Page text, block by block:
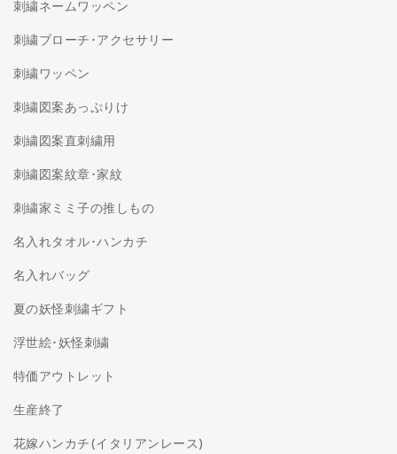
刺繍ネームワッペン
刺繍ブローチ･アクセサリー
刺繍ワッペン
刺繍図案あっぷりけ
刺繍図案直刺繍用
刺繍図案紋章･家紋
刺繍家ミミ子の推しもの
名入れタオル･ハンカチ
名入れバッグ
夏の妖怪刺繍ギフト
浮世絵･妖怪刺繍
特価アウトレット
生産終了
花嫁ハンカチ(イタリアンレース)